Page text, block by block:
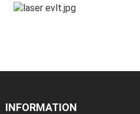
INFORMATION